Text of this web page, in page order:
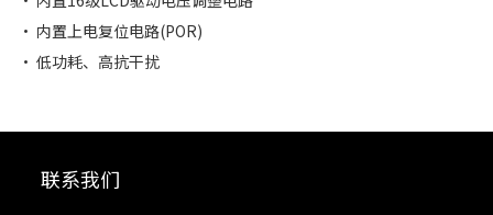
• 内置上电复位电路(POR)
• 低功耗、高抗干扰
联系我们